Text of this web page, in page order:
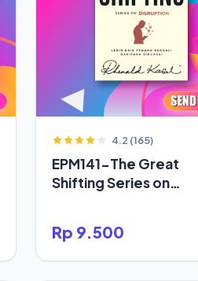
4.2 (165)
EPM141-The Great
Shifting Series on
Rp 9.500